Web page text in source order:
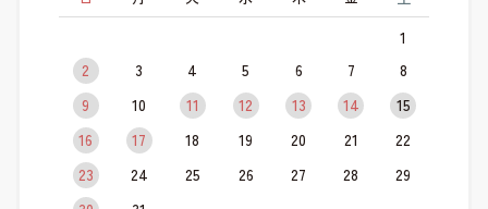
1
2
3 4 5 6 7
8
9
10 11 12 13 14
15
16
17 18 19 20 21
22
23
24 25 26 27 28
29